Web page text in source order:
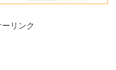
リンク